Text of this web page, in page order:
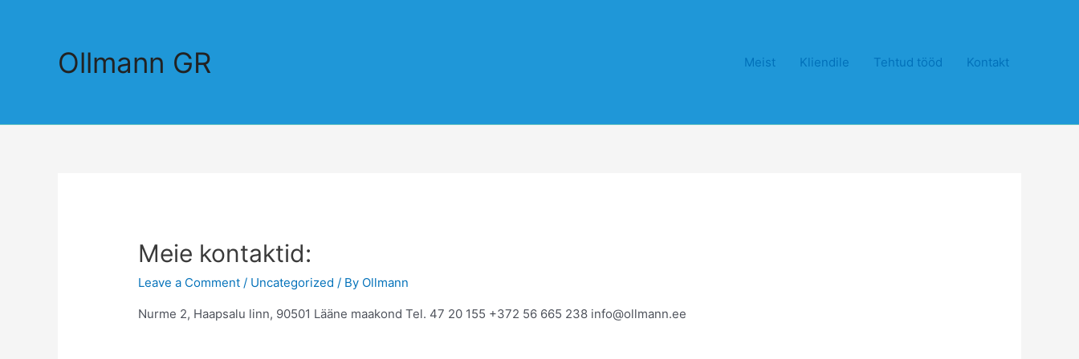
Ollmann GR Meist Kliendile Tehtud tööd Kontakt
Meie kontaktid:
Leave a Comment / Uncategorized / By Ollmann
Nurme 2, Haapsalu linn, 90501 Lääne maakond Tel. 47 20 155 +372 56 665 238 info@ollmann.ee